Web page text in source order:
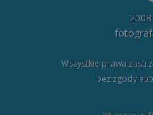
Wszystkie prawa
bez zgody